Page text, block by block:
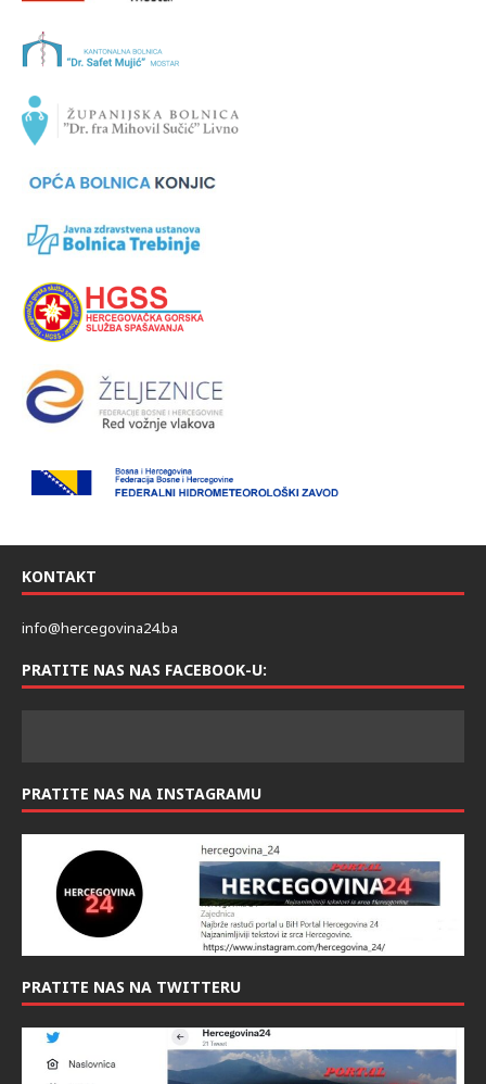
KONTAKT
info@hercegovina24.ba
PRATITE NAS NAS FACEBOOK-U:
PRATITE NAS NA INSTAGRAMU
PRATITE NAS NA TWITTERU